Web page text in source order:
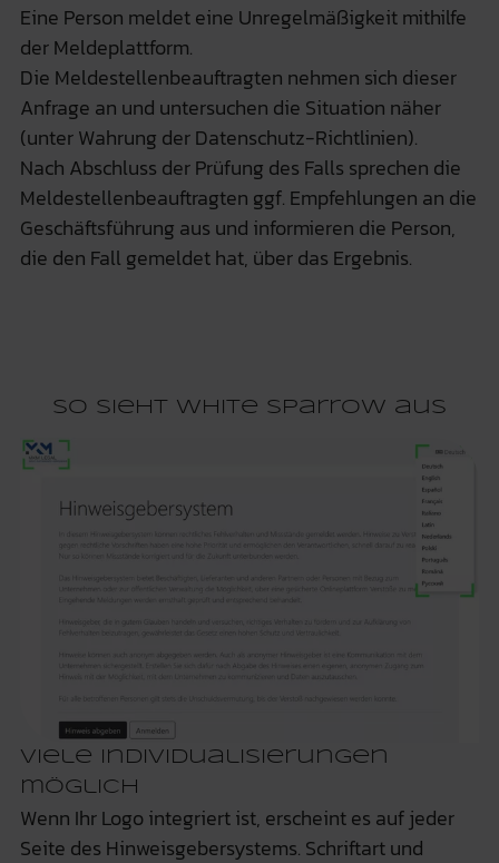
Eine Person meldet eine Unregelmäßigkeit mithilfe
der Meldeplattform.
Die Meldestellenbeauftragten nehmen sich dieser
Anfrage an und untersuchen die Situation näher
(unter Wahrung der Datenschutz-Richtlinien).
Nach Abschluss der Prüfung des Falls sprechen die
Meldestellenbeauftragten ggf. Empfehlungen an die
Geschäftsführung aus und informieren die Person,
die den Fall gemeldet hat, über das Ergebnis.
So sieht White Sparrow aus
Viele Individualisierungen
möglich
Wenn Ihr Logo integriert ist, erscheint es auf jeder
Seite des Hinweisgebersystems. Schriftart und